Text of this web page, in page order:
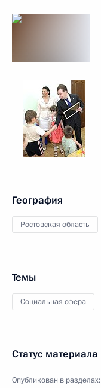
География
Ростовская область
Темы
Социальная сфера
Статус материала
Опубликован в разделах: